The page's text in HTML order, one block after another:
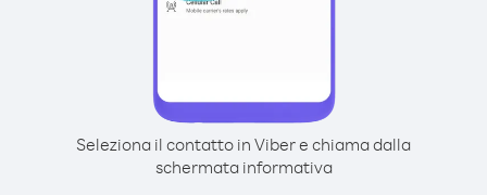
Seleziona il contatto in Viber e chiama dalla
schermata informativa